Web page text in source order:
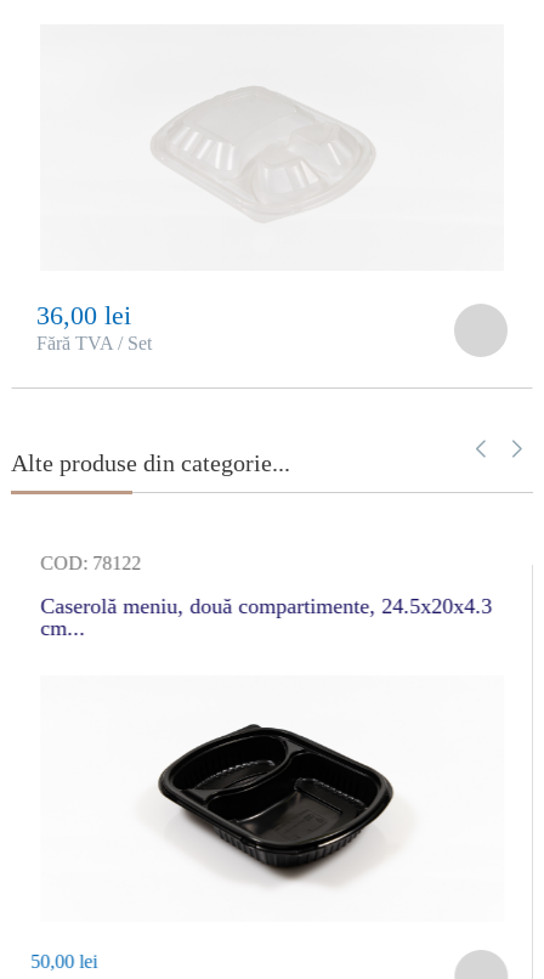
36,00 lei
Fără TVA / Set
Alte produse din categorie...
COD: 78122
Caserolă meniu, două compartimente, 24.5x20x4.3
cm...
50,00 lei